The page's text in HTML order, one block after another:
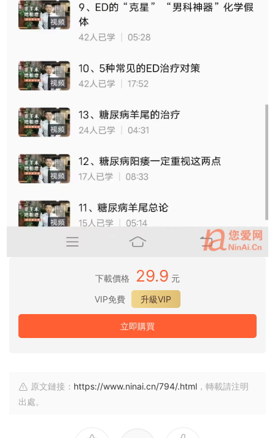
下載價格 29.9 元
VIP免費
升級VIP
立即購買
原文鏈接： https://www.ninai.cn/794/.html ，轉載請注明
出處。